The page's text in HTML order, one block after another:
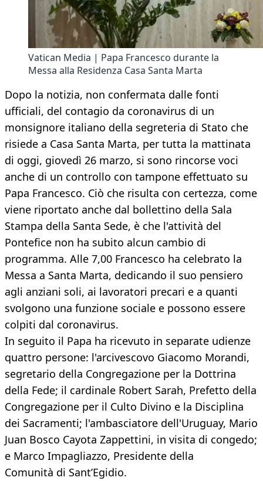
Vatican Media | Papa Francesco durante la
Messa alla Residenza Casa Santa Marta
Dopo la notizia, non confermata dalle fonti
ufficiali, del contagio da coronavirus di un
monsignore italiano della segreteria di Stato che
risiede a Casa Santa Marta, per tutta la mattinata
di oggi, giovedì 26 marzo, si sono rincorse voci
anche di un controllo con tampone effettuato su
Papa Francesco. Ciò che risulta con certezza, come
viene riportato anche dal bollettino della Sala
Stampa della Santa Sede, è che l'attività del
Pontefice non ha subito alcun cambio di
programma. Alle 7,00 Francesco ha celebrato la
Messa a Santa Marta, dedicando il suo pensiero
agli anziani soli, ai lavoratori precari e a quanti
svolgono una funzione sociale e possono essere
colpiti dal coronavirus.
In seguito il Papa ha ricevuto in separate udienze
quattro persone: l'arcivescovo Giacomo Morandi,
segretario della Congregazione per la Dottrina
della Fede; il cardinale Robert Sarah, Prefetto della
Congregazione per il Culto Divino e la Disciplina
dei Sacramenti; l'ambasciatore dell'Uruguay, Mario
Juan Bosco Cayota Zappettini, in visita di congedo;
e Marco Impagliazzo, Presidente della
Comunità di Sant’Egidio.